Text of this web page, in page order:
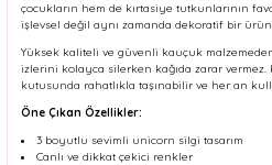
çocukların hem de kırtasiye tutkunlarının
işlevsel değil aynı zamanda dekoratif bir
Yüksek kaliteli ve güvenli kauçuk
izlerini kolayca silerken kağıda zarar vermez.
kutusunda rahatlıkla taşınabilir ve her an
Öne Çıkan Özellikler:
3 boyutlu sevimli unicorn silgi tasarım
Canlı ve dikkat çekici renkler